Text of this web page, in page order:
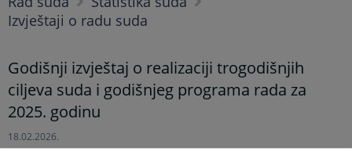
Izvještaji o radu suda
Godišnji izvještaj o realizaciji trogodišnjih
ciljeva suda i godišnjeg programa rada za
2025. godinu
18.02.2026.